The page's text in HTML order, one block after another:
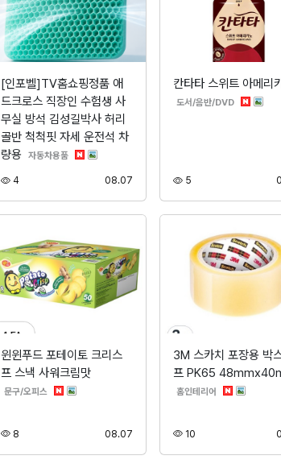
[인포벨]TV홈쇼핑정품 애
드크로스 직장인 수험생 사
무실 방석 김성길박사 허리
골반 척척핏 자세 운전석 차
량용
자동차용품분류
4조회 08.07등록
칸타타 스위트 아메리
도서/음반/DVD분류
5조회
윈윈푸드 포테이토 크리스
프 스낵 사워크림맛
문구/오피스 분류
8 08.07등록
3M 스카치 포장용 박
프 PK65
홈인테리어분류
10조회